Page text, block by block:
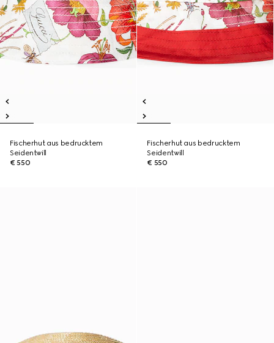
Fischerhut aus bedrucktem
Seidentwill
€ 550
Fischerhut aus bedrucktem
Seidentwill
€ 550